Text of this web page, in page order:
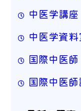
中医学講座
中医学資料
国際中医師
国際中医師